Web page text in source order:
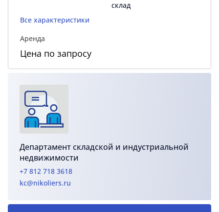
склад
Все характеристики
Аренда
Цена по запросу
Департамент складской и индустриальной
недвижимости
+7 812 718 3618
kc@nikoliers.ru